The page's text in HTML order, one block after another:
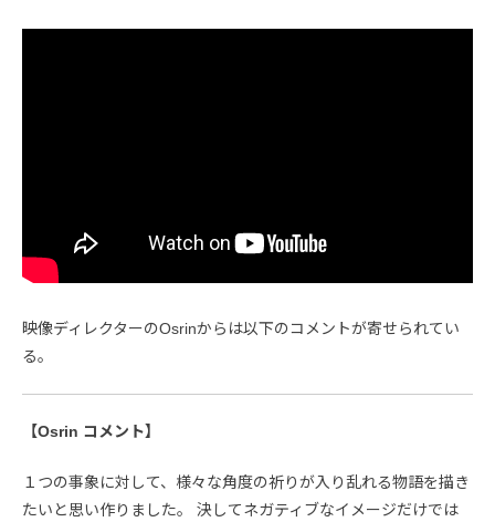
映像ディレクターのOsrinからは以下のコメントが寄せられてい
る。
【Osrin コメント】
１つの事象に対して、様々な角度の祈りが入り乱れる物語を描き
たいと思い作りました。 決してネガティブなイメージだけでは